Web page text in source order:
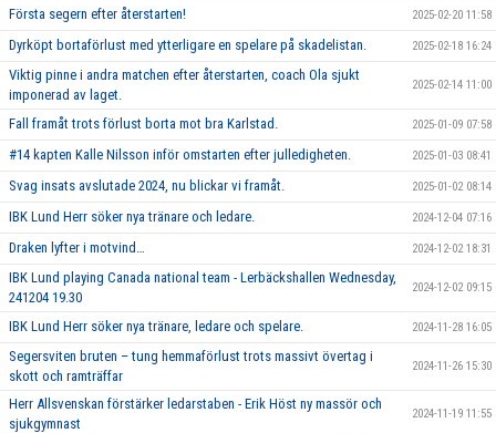
Första segern efter återstarten! 2025-02-20 11:58
Dyrköpt bortaförlust med ytterligare en spelare på skadelistan. 2025-02-18 16:24
Viktig pinne i andra matchen efter återstarten, coach Ola sjukt
imponerad av laget.
2025-02-14 11:00
Fall framåt trots förlust borta mot bra Karlstad. 2025-01-09 07:58
#14 kapten Kalle Nilsson inför omstarten efter julledigheten. 2025-01-03 08:41
Svag insats avslutade 2024, nu blickar vi framåt. 2025-01-02 08:14
IBK Lund Herr söker nya tränare och ledare. 2024-12-04 07:16
Draken lyfter i motvind… 2024-12-02 18:31
IBK Lund playing Canada national team - Lerbäckshallen Wednesday,
241204 19.30
2024-12-02 09:15
IBK Lund Herr söker nya tränare, ledare och spelare. 2024-11-28 16:05
Segersviten bruten – tung hemmaförlust trots massivt övertag i
skott och ramträffar
2024-11-26 15:30
Herr Allsvenskan förstärker ledarstaben - Erik Höst ny massör och
sjukgymnast
2024-11-19 11:55